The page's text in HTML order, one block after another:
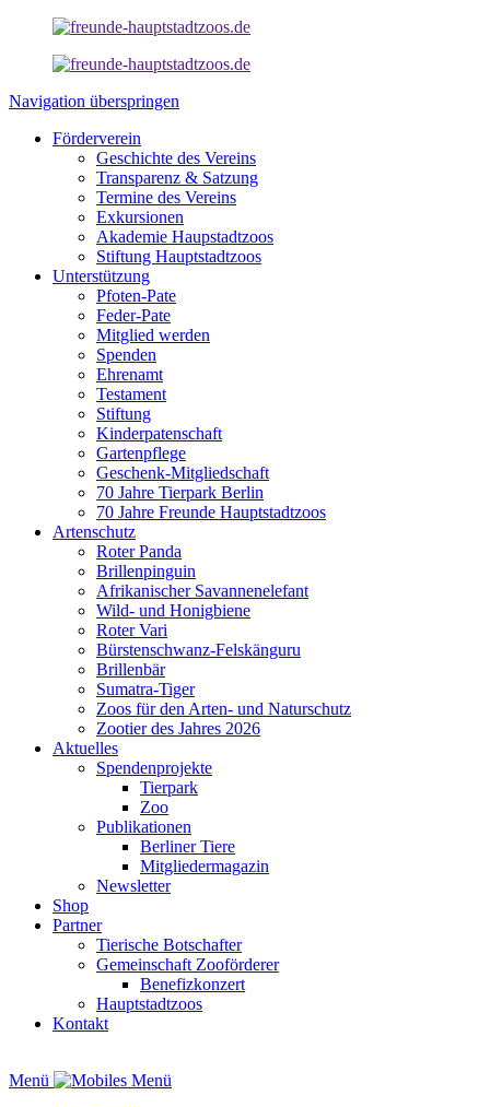
Navigation überspringen
Förderverein
Geschichte des Vereins
Transparenz & Satzung
Termine des Vereins
Exkursionen
Akademie Haupstadtzoos
Stiftung Hauptstadtzoos
Unterstützung
Pfoten-Pate
Feder-Pate
Mitglied werden
Spenden
Ehrenamt
Testament
Stiftung
Kinderpatenschaft
Gartenpflege
Geschenk-Mitgliedschaft
70 Jahre Tierpark Berlin
70 Jahre Freunde Hauptstadtzoos
Artenschutz
Roter Panda
Brillenpinguin
Afrikanischer Savannenelefant
Wild- und Honigbiene
Roter Vari
Bürstenschwanz-Felskänguru
Brillenbär
Sumatra-Tiger
Zoos für den Arten- und Naturschutz
Zootier des Jahres 2026
Aktuelles
Spendenprojekte
Tierpark
Zoo
Publikationen
Berliner Tiere
Mitgliedermagazin
Newsletter
Shop
Partner
Tierische Botschafter
Gemeinschaft Zooförderer
Benefizkonzert
Hauptstadtzoos
Kontakt
Menü